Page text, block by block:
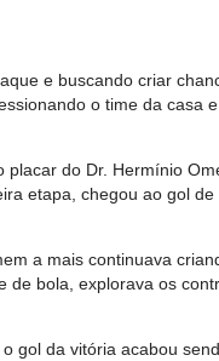
e buscando criar
o time da casa
do Dr. Hermínio
etapa, chegou ao gol
a mais continuava
de bola, explorava os
gol da vitória acabou